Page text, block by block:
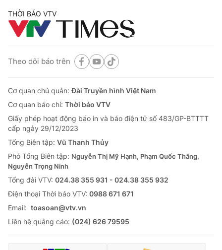
THỜI BÁO VTV
Theo dõi báo trên
Cơ quan chủ quản:Đài Truyền hình Việt Nam
Cơ quan báo chí: Thời báo VTV
Giấy phép hoạt động báo in và báo điện tử số 483/GP-BTTTT
cấp ngày 29/12/2023
Tổng Biên tập: Vũ Thanh Thủy
Phó Tổng Biên tập: Nguyễn Thị Mỹ Hạnh, Phạm Quốc Thắng,
Nguyễn Trọng Ninh
Tổng đài VTV: 024.38 355 931 - 024.38 355 932
Ðiện thoại Thời báo VTV: 0988 671 671
Email: toasoan@vtv.vn
Liên hệ quảng cáo: (024) 626 79595